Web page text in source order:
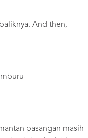
And then,
pasangan masih